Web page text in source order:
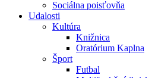
Sociálna poisťovňa
Udalosti
Kultúra
Knižnica
Oratórium Kaplna
Šport
Futbal